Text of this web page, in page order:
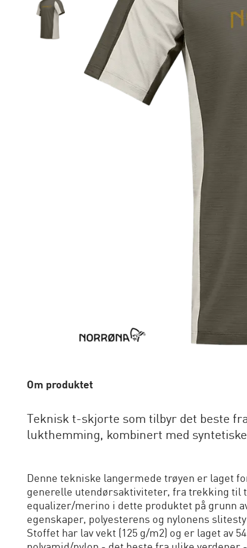
Om produktet
Teknisk t-skjorte som tilbyr det beste
lukthemming, kombinert med
Denne tekniske langermede trøyen er laget
generelle utendørsaktiviteter, fra trekking til
equalizer/merino i dette produktet på grunn
egenskaper, polyesterens og nylonens
Stoffet har lav vekt (125 g/m2) og er laget av